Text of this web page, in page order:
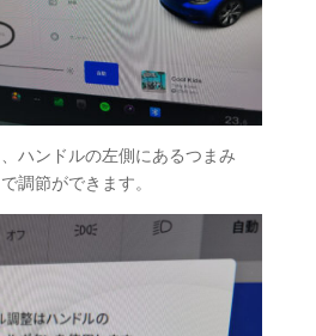
ハンドルの左側にあるつまみ
調節ができます。